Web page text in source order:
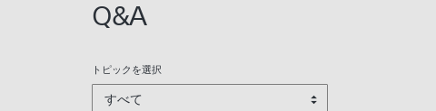
Q&A
トピックを選択
すべて